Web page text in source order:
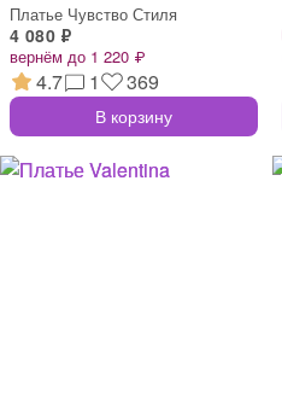
Платье Чувство Стиля
4 080 ₽
вернём до 1 220 ₽
4.7 1 369
В корзину